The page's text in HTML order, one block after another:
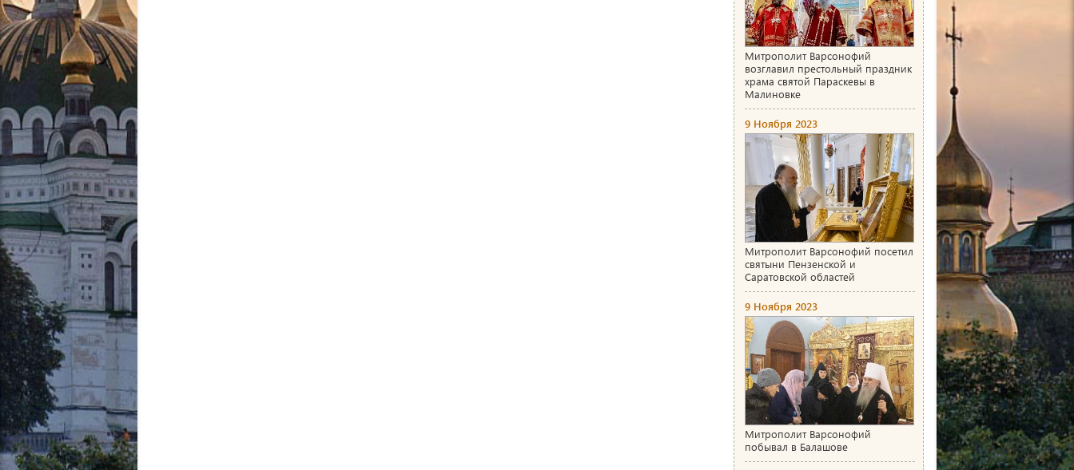
Митрополит Варсонофий
возглавил престольный праздник
храма святой Параскевы в
Малиновке
9 Ноября 2023
Митрополит Варсонофий посетил
святыни Пензенской и
Саратовской областей
9 Ноября 2023
Митрополит Варсонофий
побывал в Балашове